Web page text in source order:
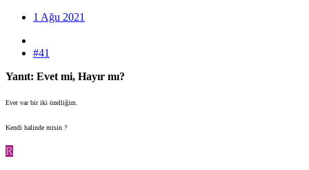
1 Ağu 2021
#41
Yanıt: Evet mi, Hayır mı?
Evet var bir iki özelliğim.
Kendi halinde misin ?
R